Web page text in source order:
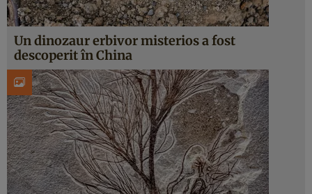
Un dinozaur erbivor misterios a fost
descoperit în China